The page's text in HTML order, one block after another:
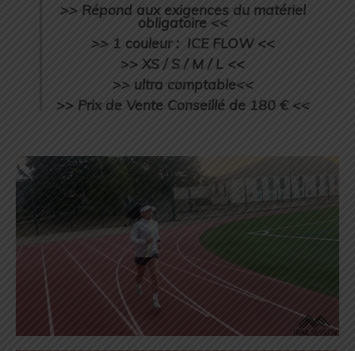
>> Répond aux exigences du matériel
obligatoire <<
>> 1 couleur : ICE FLOW <<
>> XS / S / M / L <<
>> ultra comptable<<
>> Prix de Vente Conseillé de 180 € <<